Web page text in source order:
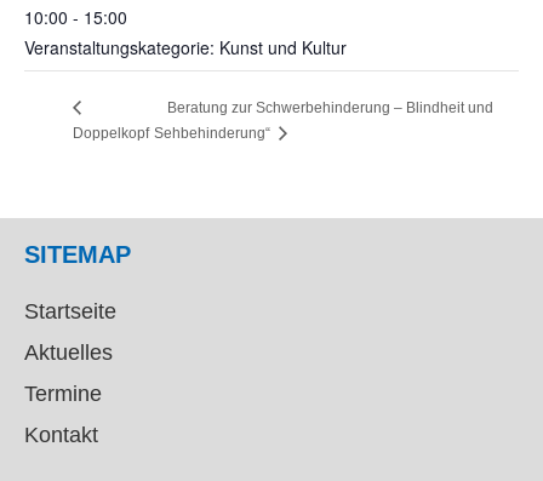
10:00 - 15:00
Veranstaltungskategorie: Kunst und Kultur
Doppelkopf
Beratung zur Schwerbehinderung – Blindheit und
Sehbehinderung“
SITEMAP
Startseite
Aktuelles
Termine
Kontakt